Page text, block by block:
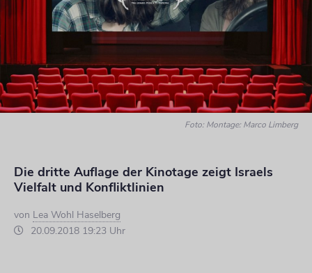
Foto: Montage: Marco Limberg
Die dritte Auflage der Kinotage zeigt Israels
Vielfalt und Konfliktlinien
von Lea Wohl Haselberg
20.09.2018 19:23 Uhr